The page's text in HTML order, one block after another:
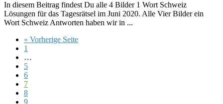
In diesem Beitrag findest Du alle 4 Bilder 1 Wort Schweiz
Lösungen für das Tagesrätsel im Juni 2020. Alle Vier Bilder ein
Wort Schweiz Antworten haben wir in ...
« Vorherige Seite
1
…
5
6
7
8
9